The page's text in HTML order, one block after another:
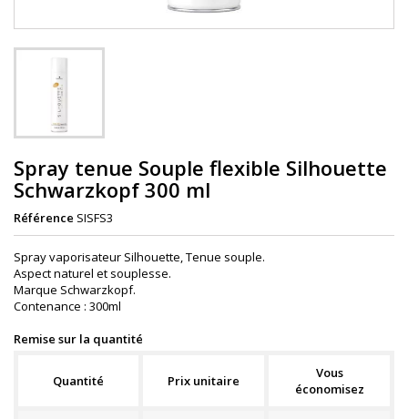
Spray tenue Souple flexible Silhouette
Schwarzkopf 300 ml
Référence SISFS3
Spray vaporisateur Silhouette, Tenue souple.
Aspect naturel et souplesse.
Marque Schwarzkopf.
Contenance : 300ml
Remise sur la quantité
Quantité Prix unitaire
Vous
économisez